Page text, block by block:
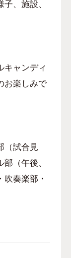
、施設、
キャンディ
お楽しみで
（試合見
（午後、
奏楽部・